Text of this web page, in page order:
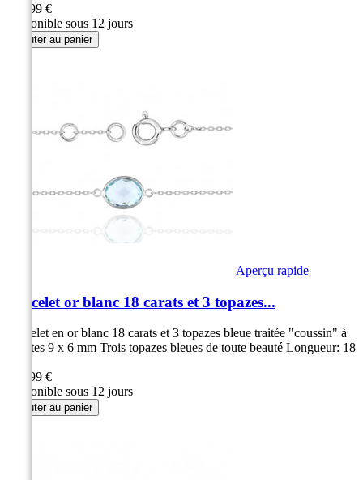
469,99 €
Disponible sous 12 jours
Ajouter au panier
Aperçu rapide
Bracelet or blanc 18 carats et 3 topazes...
Bracelet en or blanc 18 carats et 3 topazes bleue traitée "coussin" à
facettes 9 x 6 mm Trois topazes bleues de toute beauté Longueur: 18
469,99 €
Disponible sous 12 jours
Ajouter au panier